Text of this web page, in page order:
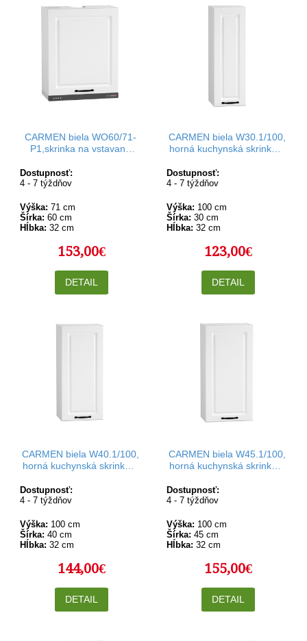
CARMEN biela WO60/71-
P1,skrinka na vstavaný
výške 71 cm
Dostupnosť:
4 - 7 týždňov
Výška: 71 cm
Šírka: 60 cm
Hĺbka: 32 cm
153,00€
DETAIL
CARMEN biela W30.1/100,
horná kuchynská skrinka v
Dostupnosť:
4 - 7 týždňov
Výška: 100 cm
Šírka: 30 cm
Hĺbka: 32 cm
123,00€
DETAIL
CARMEN biela W40.1/100,
horná kuchynská skrinka v
Dostupnosť:
4 - 7 týždňov
Výška: 100 cm
Šírka: 40 cm
Hĺbka: 32 cm
144,00€
DETAIL
CARMEN biela W45.1/100,
horná kuchynská skrinka v
Dostupnosť:
4 - 7 týždňov
Výška: 100 cm
Šírka: 45 cm
Hĺbka: 32 cm
155,00€
DETAIL